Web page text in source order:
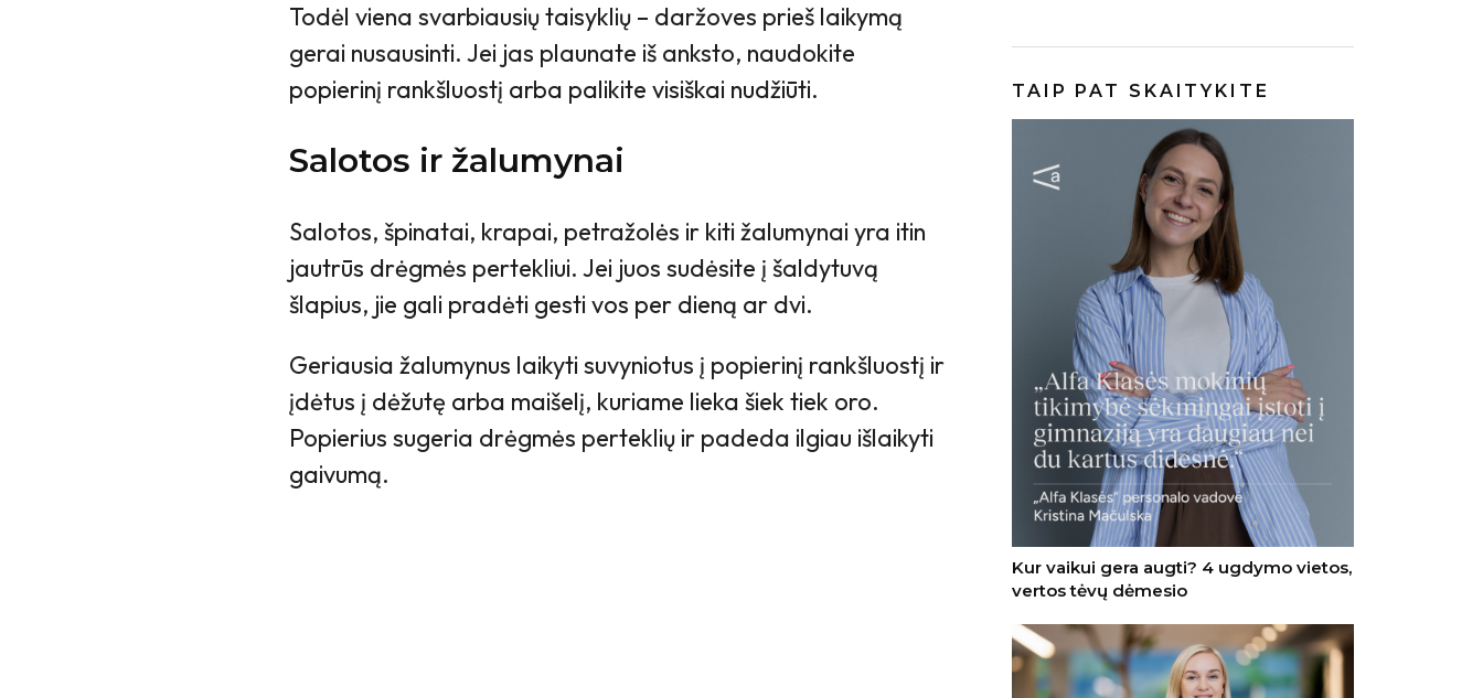
Todėl viena svarbiausių taisyklių – daržoves prieš laikymą
gerai nusausinti. Jei jas plaunate iš anksto, naudokite
popierinį rankšluostį arba palikite visiškai nudžiūti.
Salotos ir žalumynai
Salotos, špinatai, krapai, petražolės ir kiti žalumynai yra itin
jautrūs drėgmės pertekliui. Jei juos sudėsite į šaldytuvą
šlapius, jie gali pradėti gesti vos per dieną ar dvi.
Geriausia žalumynus laikyti suvyniotus į popierinį rankšluostį ir
įdėtus į dėžutę arba maišelį, kuriame lieka šiek tiek oro.
Popierius sugeria drėgmės perteklių ir padeda ilgiau išlaikyti
gaivumą.
TAIP PAT SKAITYKITE
Kur vaikui gera augti? 4 ugdymo vietos,
vertos tėvų dėmesio